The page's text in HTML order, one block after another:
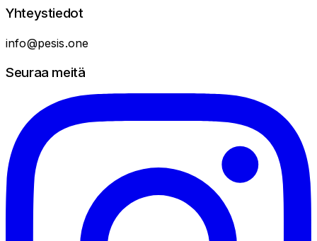
Yhteystiedot
info@pesis.one
Seuraa meitä